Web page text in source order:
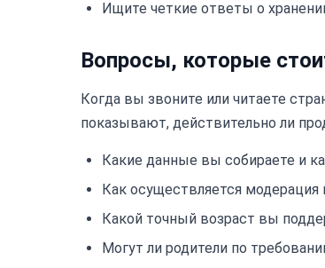
Ищите четкие ответы о
Вопросы, которые
Когда вы звоните или читаете
показывают, действительно ли
Какие данные вы собираете и
Как осуществляется модерация
Какой точный возраст вы
Могут ли родители по